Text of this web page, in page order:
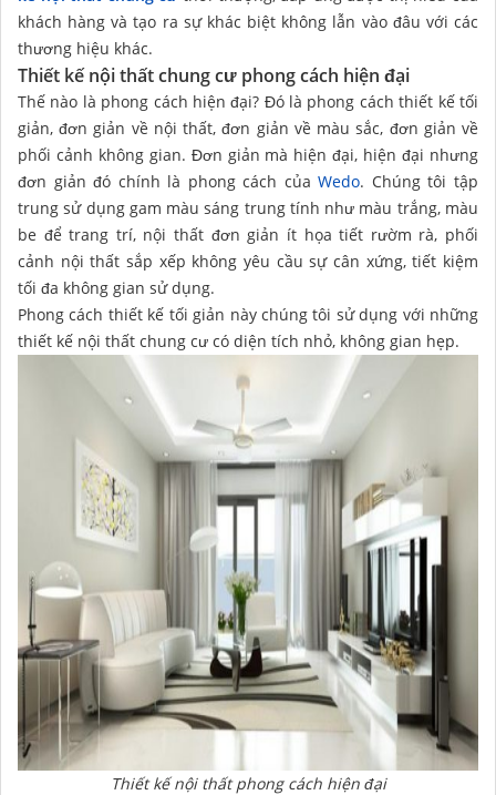
khách hàng và tạo ra sự khác biệt không lẫn vào đâu với các
thương hiệu khác.
Thiết kế nội thất chung cư phong cách hiện đại
Thế nào là phong cách hiện đại? Đó là phong cách thiết kế tối
giản, đơn giản về nội thất, đơn giản về màu sắc, đơn giản về
phối cảnh không gian. Đơn giản mà hiện đại, hiện đại nhưng
đơn giản đó chính là phong cách củaWedo. Chúng tôi tập
trung sử dụng gam màu sáng trung tính như màu trắng, màu
be để trang trí, nội thất đơn giản ít họa tiết rườm rà, phối
cảnh nội thất sắp xếp không yêu cầu sự cân xứng, tiết kiệm
tối đa không gian sử dụng.
Phong cách thiết kế tối giản này chúng tôi sử dụng với những
thiết kế nội thất chung cư có diện tích nhỏ, không gian hẹp.
Thiết kế nội thất phong cách hiện đại